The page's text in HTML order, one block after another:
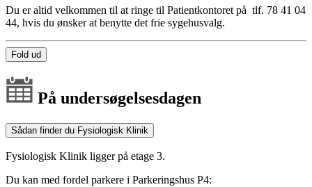
Du er altid velkommen til at ringe til Patientkontoret på tlf. 78 41 04
44, hvis du ønsker at benytte det frie sygehusvalg.
Fold ud
På undersøgelsesdagen
Sådan finder du Fysiologisk Klinik
Fysiologisk Klinik ligger på etage 3.
Du kan med fordel parkere i Parkeringshus P4: